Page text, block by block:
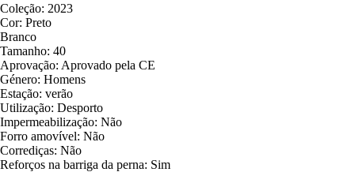
Coleção: 2023
Cor: Preto
Branco
Tamanho: 40
Aprovação: Aprovado pela CE
Género: Homens
Estação: verão
Utilização: Desporto
Impermeabilização: Não
Forro amovível: Não
Corrediças: Não
Reforços na barriga da perna: Sim